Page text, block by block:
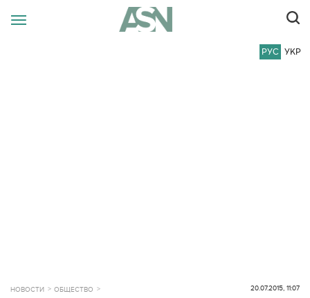
РУС УКР
НОВОСТИ ОБЩЕСТВО 20.07.2015, 11:07